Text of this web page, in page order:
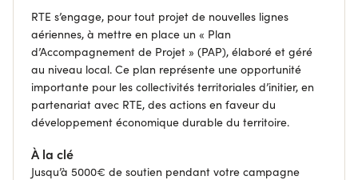
RTE s’engage, pour tout projet de nouvelles lignes
aériennes, à mettre en place un « Plan
d’Accompagnement de Projet » (PAP), élaboré et géré
au niveau local. Ce plan représente une opportunité
importante pour les collectivités territoriales d’initier, en
partenariat avec RTE, des actions en faveur du
développement économique durable du territoire.
À la clé
Jusqu’à 5000€ de soutien pendant votre campagne